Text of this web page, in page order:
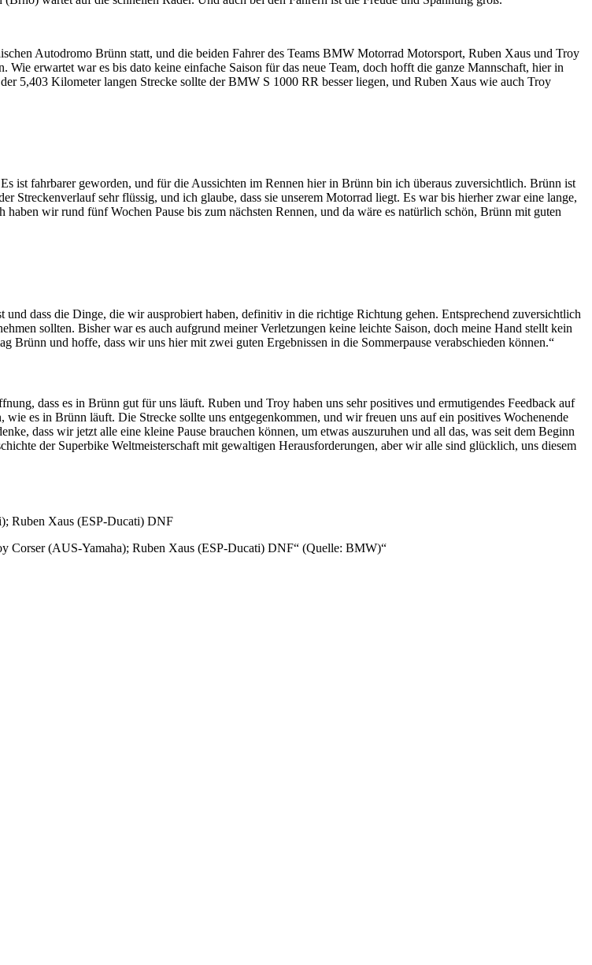
Autodromo Brünn statt, und die beiden Fahrer des Teams BMW Motorrad Motorsport, Ruben Xaus und Troy
erwartet war es bis dato keine einfache Saison für das neue Team, doch hofft die ganze Mannschaft, hier in
5,403 Kilometer langen Strecke sollte der BMW S 1000 RR besser liegen, und Ruben Xaus wie auch Troy
ist fahrbarer geworden, und für die Aussichten im Rennen hier in Brünn bin ich überaus zuversichtlich. Brünn ist
Streckenverlauf sehr flüssig, und ich glaube, dass sie unserem Motorrad liegt. Es war bis hierher zwar eine lange,
wir rund fünf Wochen Pause bis zum nächsten Rennen, und da wäre es natürlich schön, Brünn mit guten
und dass die Dinge, die wir ausprobiert haben, definitiv in die richtige Richtung gehen. Entsprechend zuversichtlich
sollten. Bisher war es auch aufgrund meiner Verletzungen keine leichte Saison, doch meine Hand stellt kein
und hoffe, dass wir uns hier mit zwei guten Ergebnissen in die Sommerpause verabschieden können.“
dass es in Brünn gut für uns läuft. Ruben und Troy haben uns sehr positives und ermutigendes Feedback auf
es in Brünn läuft. Die Strecke sollte uns entgegenkommen, und wir freuen uns auf ein positives Wochenende
dass wir jetzt alle eine kleine Pause brauchen können, um etwas auszuruhen und all das, was seit dem Beginn
der Superbike Weltmeisterschaft mit gewaltigen Herausforderungen, aber wir alle sind glücklich, uns diesem
Ruben Xaus (ESP-Ducati) DNF
(AUS-Yamaha); Ruben Xaus (ESP-Ducati) DNF“ (Quelle: BMW)“